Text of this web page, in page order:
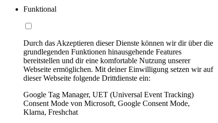
Funktional
Durch das Akzeptieren dieser Dienste können wir dir über die
grundlegenden Funktionen hinausgehende Features
bereitstellen und dir eine komfortable Nutzung unserer
Webseite ermöglichen. Mit deiner Einwilligung setzen wir auf
dieser Webseite folgende Drittdienste ein:
Google Tag Manager, UET (Universal Event Tracking)
Consent Mode von Microsoft, Google Consent Mode,
Klarna, Freshchat